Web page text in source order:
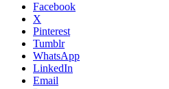
Facebook
X
Pinterest
Tumblr
WhatsApp
LinkedIn
Email